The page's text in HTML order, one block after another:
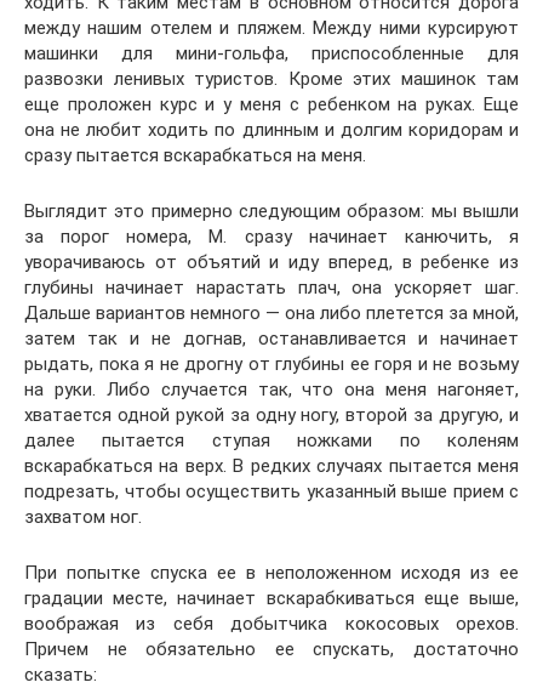
между нашим отелем и пляжем. Между ними курсируют
машинки для мини-гольфа, приспособленные для
развозки ленивых туристов. Кроме этих машинок там
еще проложен курс и у меня с ребенком на руках. Еще
она не любит ходить по длинным и долгим коридорам и
сразу пытается вскарабкаться на меня.
Выглядит это примерно следующим образом: мы вышли
за порог номера, М. сразу начинает канючить, я
уворачиваюсь от объятий и иду вперед, в ребенке из
глубины начинает нарастать плач, она ускоряет шаг.
Дальше вариантов немного — она либо плетется за мной,
затем так и не догнав, останавливается и начинает
рыдать, пока я не дрогну от глубины ее горя и не возьму
на руки. Либо случается так, что она меня нагоняет,
хватается одной рукой за одну ногу, второй за другую, и
далее пытается ступая ножками по коленям
вскарабкаться на верх. В редких случаях пытается меня
подрезать, чтобы осуществить указанный выше прием с
захватом ног.
При попытке спуска ее в неположенном исходя из ее
градации месте, начинает вскарабкиваться еще выше,
воображая из себя добытчика кокосовых орехов.
Причем не обязательно ее спускать, достаточно
сказать: